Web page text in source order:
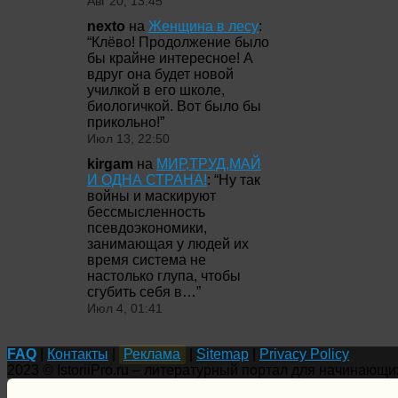
nexto на Женщина в лесу:
“Клёво! Продолжение было
бы крайне интересное! А
вдруг она будет новой
училкой в его школе,
биологичкой. Вот было бы
прикольно!”
Июл 13, 22:50
kirgam на МИР,ТРУД,МАЙ
И ОДНА СТРАНА!: “Ну так
войны и маскируют
бессмысленность
псевдоэкономики,
занимающая у людей их
время система не
настолько глупа, чтобы
сгубить себя в…”
Июл 4, 01:41
FAQ Контакты Реклама Sitemap
Privacy Policy